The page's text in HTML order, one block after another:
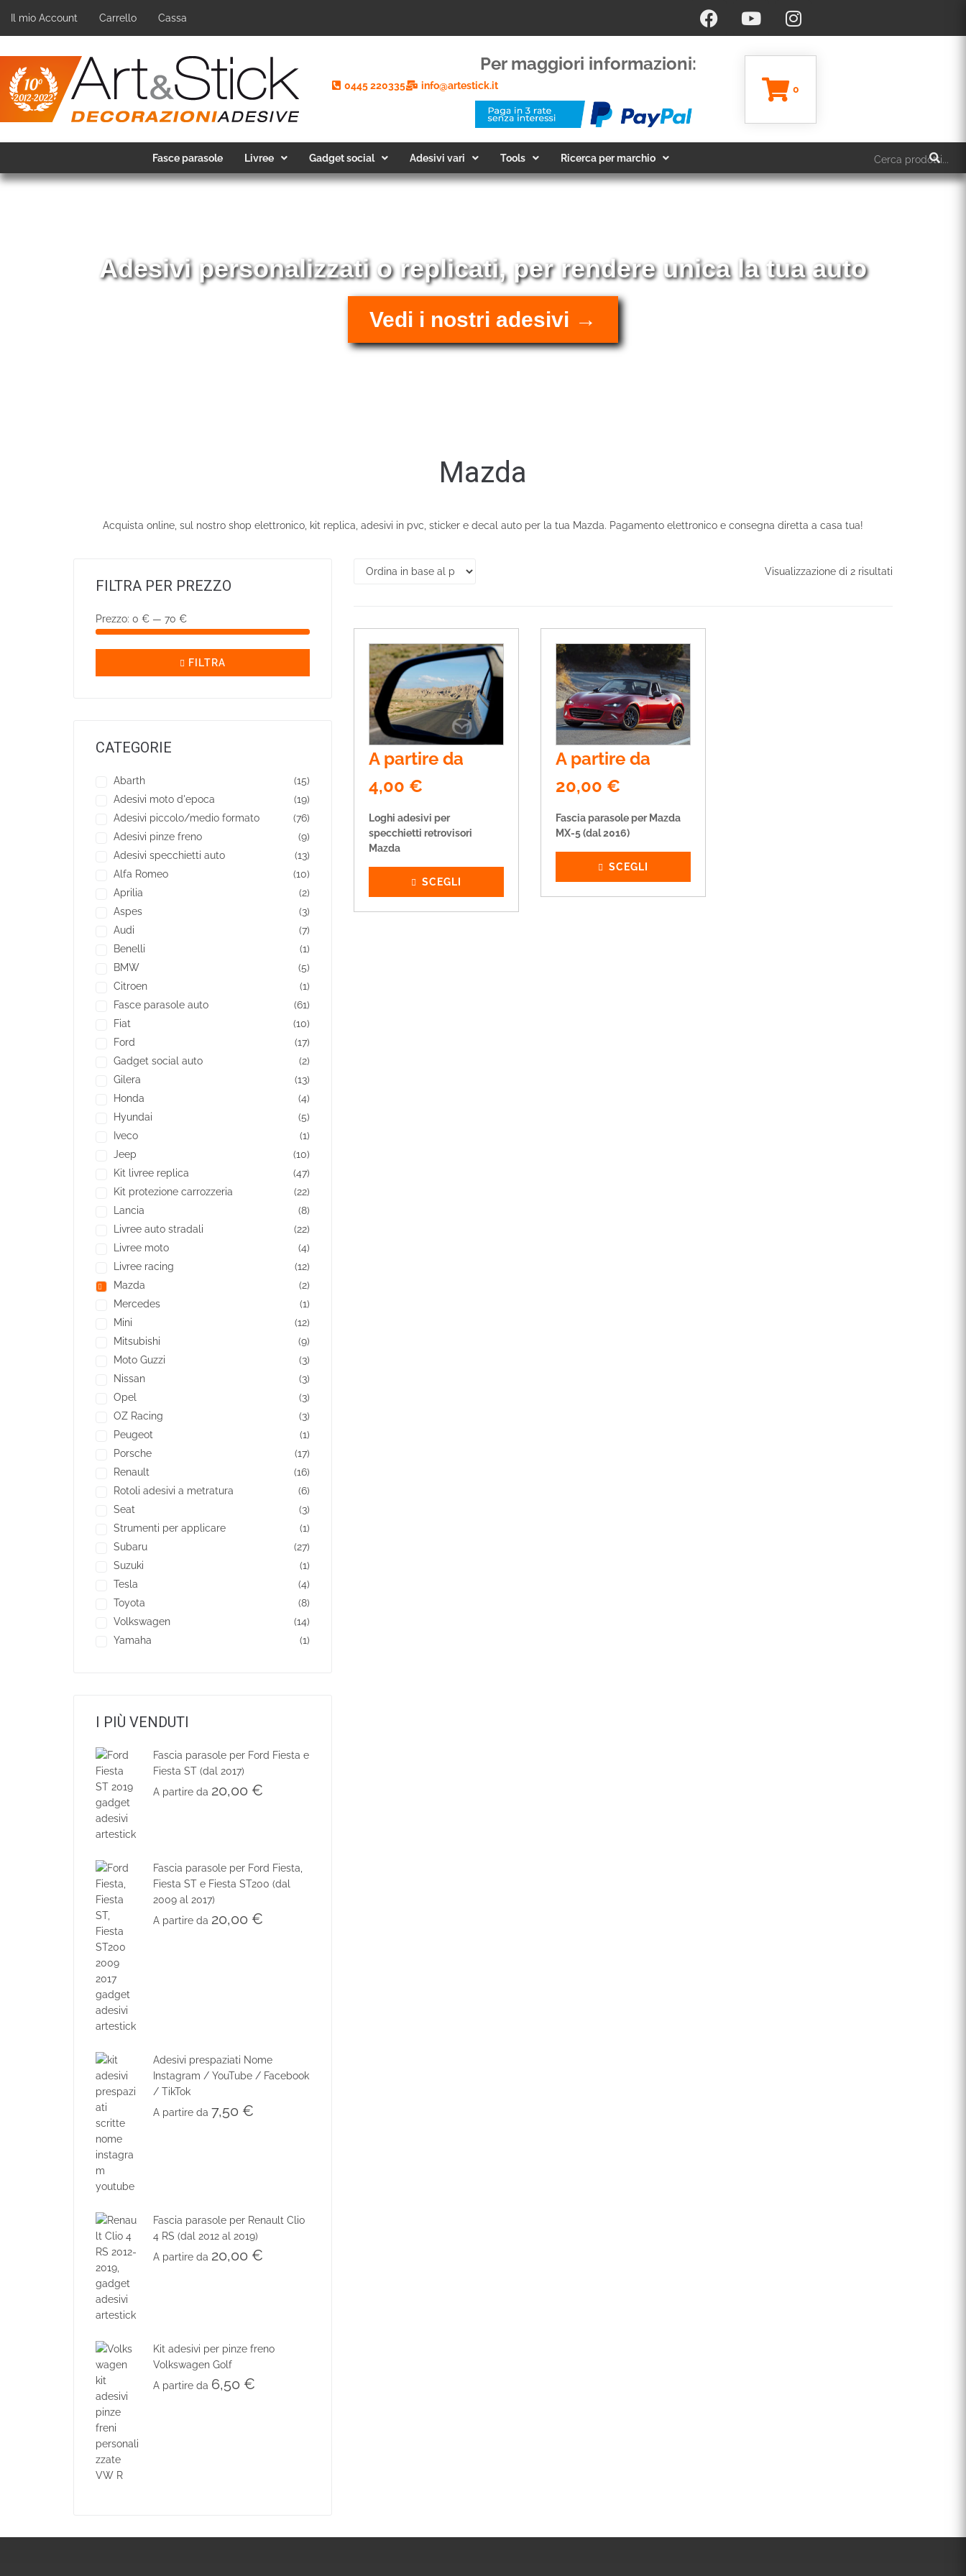
Il mio Account Carrello Cassa
Per maggiori informazioni:
0445 220335 info@artestick.it 0
Fasce parasole Livree Gadget social Adesivi vari Tools Ricerca per marchio
per rendere unica la tua auto Vendita ed
Mazda
Acquista online, sul nostro shop elettronico, kit replica, adesivi in pvc, sticker e decal auto per la tua Mazda. Pagamento elettronico e consegna diretta a casa tua!
Visualizzazione di 2 risultati
A partire da
4,00 €
Loghi adesivi per
specchietti retrovisori
Mazda
SCEGLI
A partire da
20,00 €
Fascia parasole per Mazda
MX-5 (dal 2016)
SCEGLI
FILTRA PER PREZZO
FILTRA
Prezzo: 0 € — 70 €
CATEGORIE
Abarth
(15)
Adesivi moto d'epoca
(19)
Adesivi piccolo/medio formato
(76)
Adesivi pinze freno
(9)
Adesivi specchietti auto
(13)
Alfa Romeo
(10)
Aprilia
(2)
Aspes
(3)
Audi
(7)
Benelli
(1)
BMW
(5)
Citroen
(1)
Fasce parasole auto
(61)
Fiat
(10)
Ford
(17)
Gadget social auto
(2)
Gilera
(13)
Honda
(4)
Hyundai
(5)
Iveco
(1)
Jeep
(10)
Kit livree replica
(47)
Kit protezione carrozzeria
(22)
Lancia
(8)
Livree auto stradali
(22)
Livree moto
(4)
Livree racing
(12)
Mazda
(2)
Mercedes
(1)
Mini
(12)
Mitsubishi
(9)
Moto Guzzi
(3)
Nissan
(3)
Opel
(3)
OZ Racing
(3)
Peugeot
(1)
Porsche
(17)
Renault
(16)
Rotoli adesivi a metratura
(6)
Seat
(3)
Strumenti per applicare
(1)
Subaru
(27)
Suzuki
(1)
Tesla
(4)
Toyota
(8)
Volkswagen
(14)
Yamaha
(1)
I PIÙ VENDUTI
Fascia parasole per Ford Fiesta e
Fiesta ST (dal 2017)
A partire da 20,00 €
Fascia parasole per Ford Fiesta,
Fiesta ST e Fiesta ST200 (dal
2009 al 2017)
A partire da 20,00 €
Adesivi prespaziati Nome
Instagram / YouTube / Facebook
/ TikTok
A partire da 7,50 €
Fascia parasole per Renault Clio
4 RS (dal 2012 al 2019)
A partire da 20,00 €
Kit adesivi per pinze freno
Volkswagen Golf
A partire da 6,50 €